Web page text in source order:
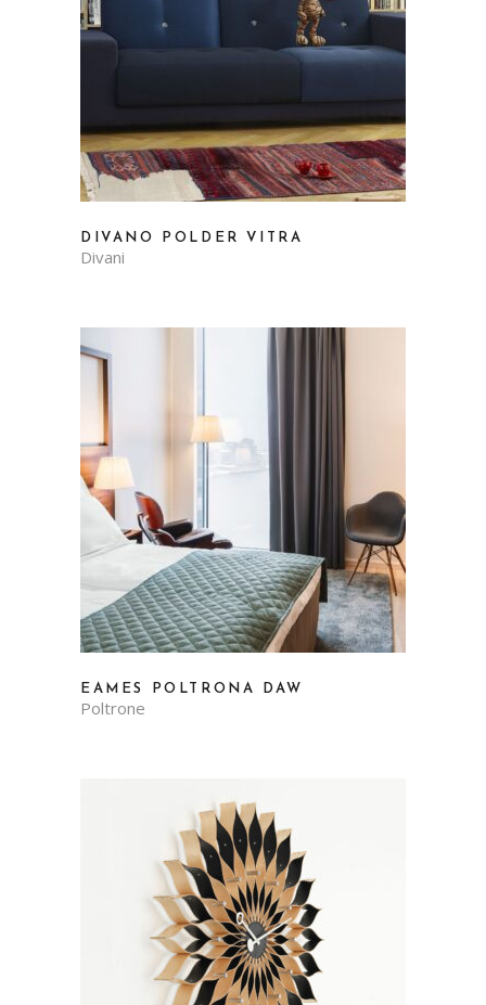
DIVANO POLDER VITRA
Divani
EAMES POLTRONA DAW
Poltrone